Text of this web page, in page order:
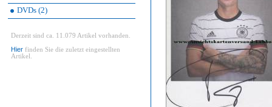
DVDs (2)
Derzeit sind ca. 11.079 Artikel vorhanden.
Hier finden Sie die zuletzt eingestellten
Artikel.